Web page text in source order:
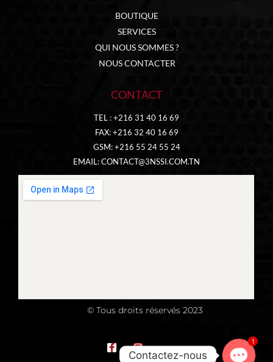
BOUTIQUE
SERVICES
QUI NOUS SOMMES ?
NOUS CONTACTER
CONTACT
TEL : +216 31 40 16 69
FAX: +216 32 40 16 69
GSM: +216 55 24 55 24
EMAIL:CONTACT@3NSSI.COM.TN
© Tous droits réservés 2023
Contactez-nous
1